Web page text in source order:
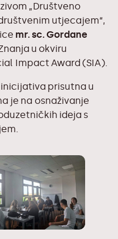
„Društveno
utjecajem“,
mr. sc. Gordane
u okviru
Impact Award (SIA).
prisutna u
je na osnaživanje
ideja s